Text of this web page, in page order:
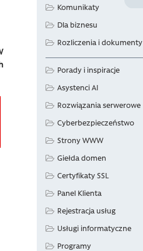
Komunikaty
Dla biznesu
Rozliczenia i dokumenty
Porady i inspiracje
Asystenci AI
Rozwiązania serwerowe
Cyberbezpieczeństwo
Strony WWW
Giełda domen
Certyfikaty SSL
Panel Klienta
Rejestracja usług
Usługi informatyczne
Programy